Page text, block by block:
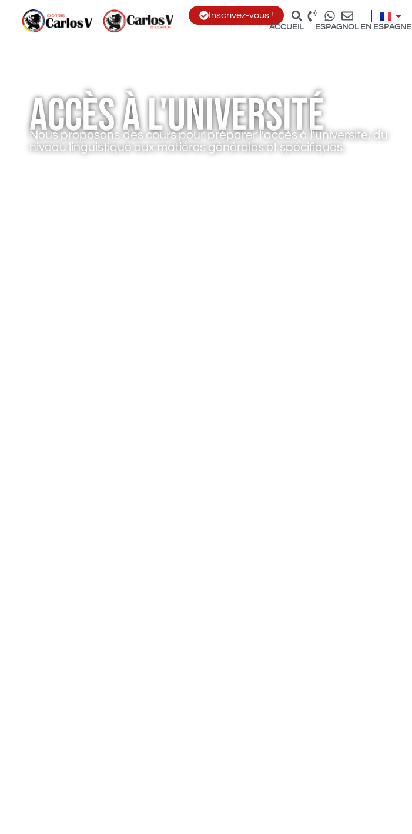
Inscrivez-vous !
ACCUEIL ESPAGNOL EN ESPAGNE
Accès à l'université
Nous proposons des cours pour préparer l'accès à l'université, du
niveau linguistique aux matières générales et spécifiques.